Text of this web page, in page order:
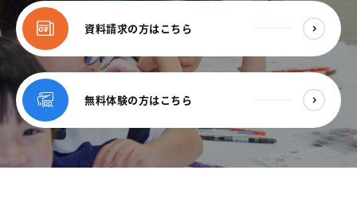
資料請求の方はこちら
無料体験の方はこちら